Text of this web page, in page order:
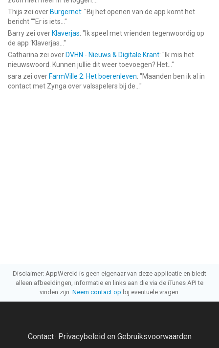
Thijs zei over Burgernet: "Bij het openen van de app komt het
bericht ""Er is iets... "
Barry zei over Klaverjas: " Ik speel met vrienden tegenwoordig op
de app ‘Klaverjas... "
Catharina zei over DVHN - Nieuws & Digitale Krant: " Ik mis het
nieuwswoord. Kunnen jullie dit weer toevoegen? Het... "
sara zei over FarmVille 2: Het boerenleven: "Maanden ben ik al in
contact met Zynga over valsspelers bij de... "
Disclaimer: AppWereld is geen eigenaar van deze applicatie en biedt
alleen afbeeldingen, informatie en links aan die via de iTunes API te
vinden zijn. Neem contact op bij eventuele vragen.
Contact· Privacybeleid en Gebruiksvoorwaarden